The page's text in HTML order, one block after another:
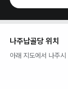
나주납골당 위치
아래 지도에서 나주시